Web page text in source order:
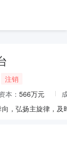
注销
本： 566万元